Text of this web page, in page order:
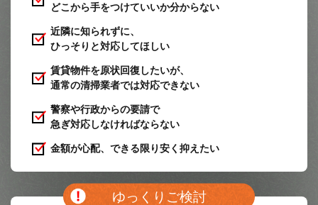
どこから手をつけていいか分からない
近隣に知られずに、
ひっそりと対応してほしい
賃貸物件を原状回復したいが、
通常の清掃業者では対応できない
警察や行政からの要請で
急ぎ対応しなければならない
金額が心配、できる限り安く抑えたい
ゆっくりご検討